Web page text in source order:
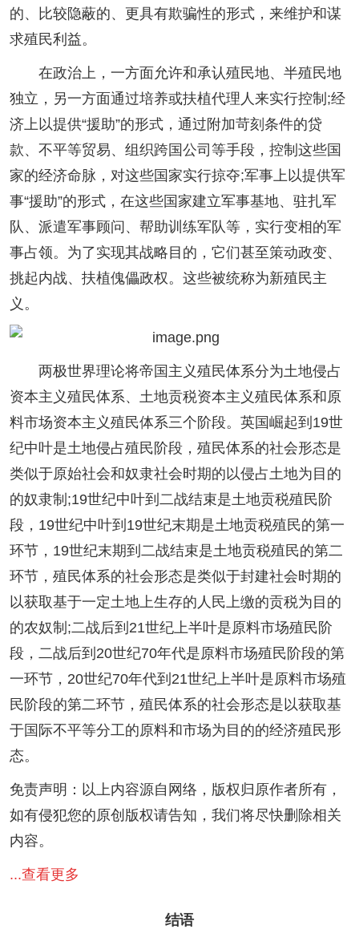
的、比较隐蔽的、更具有欺骗性的形式，来维护和谋
求殖民利益。
在政治上，一方面允许和承认殖民地、半殖民地
独立，另一方面通过培养或扶植代理人来实行控制;经
济上以提供“援助”的形式，通过附加苛刻条件的贷
款、不平等贸易、组织跨国公司等手段，控制这些国
家的经济命脉，对这些国家实行掠夺;军事上以提供军
事“援助”的形式，在这些国家建立军事基地、驻扎军
队、派遣军事顾问、帮助训练军队等，实行变相的军
事占领。为了实现其战略目的，它们甚至策动政变、
挑起内战、扶植傀儡政权。这些被统称为新殖民主
义。
两极世界理论将帝国主义殖民体系分为土地侵占
资本主义殖民体系、土地贡税资本主义殖民体系和原
料市场资本主义殖民体系三个阶段。英国崛起到19世
纪中叶是土地侵占殖民阶段，殖民体系的社会形态是
类似于原始社会和奴隶社会时期的以侵占土地为目的
的奴隶制;19世纪中叶到二战结束是土地贡税殖民阶
段，19世纪中叶到19世纪末期是土地贡税殖民的第一
环节，19世纪末期到二战结束是土地贡税殖民的第二
环节，殖民体系的社会形态是类似于封建社会时期的
以获取基于一定土地上生存的人民上缴的贡税为目的
的农奴制;二战后到21世纪上半叶是原料市场殖民阶
段，二战后到20世纪70年代是原料市场殖民阶段的第
一环节，20世纪70年代到21世纪上半叶是原料市场殖
民阶段的第二环节，殖民体系的社会形态是以获取基
于国际不平等分工的原料和市场为目的的经济殖民形
态。
免责声明：以上内容源自网络，版权归原作者所有，
如有侵犯您的原创版权请告知，我们将尽快删除相关
内容。
...查看更多
结语